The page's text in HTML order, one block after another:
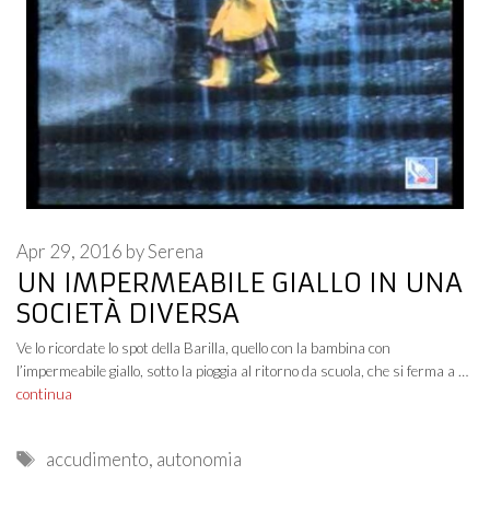
UN IMPERMEABILE GIALLO IN UNA
SOCIETÀ DIVERSA
Apr 29, 2016 bySerena
Ve lo ricordate lo spot della Barilla, quello con la bambina con
l’impermeabile giallo, sotto la pioggia al ritorno da scuola, che si ferma a …
continua
Tags
accudimento, autonomia